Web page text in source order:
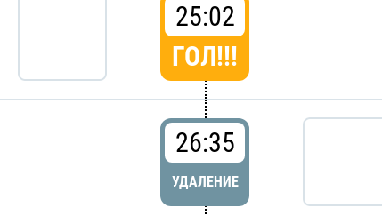
25:02
ГОЛ!!!
26:35
УДАЛЕНИЕ